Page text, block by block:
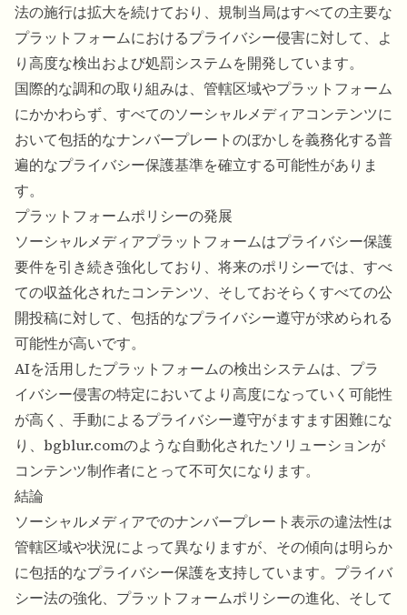
法の施行は拡大を続けており、規制当局はすべての主要な
プラットフォームにおけるプライバシー侵害に対して、よ
り高度な検出および処罰システムを開発しています。
国際的な調和の取り組みは、管轄区域やプラットフォーム
にかかわらず、すべてのソーシャルメディアコンテンツに
おいて包括的なナンバープレートのぼかしを義務化する普
遍的なプライバシー保護基準を確立する可能性がありま
す。
プラットフォームポリシーの発展
ソーシャルメディアプラットフォームはプライバシー保護
要件を引き続き強化しており、将来のポリシーでは、すべ
ての収益化されたコンテンツ、そしておそらくすべての公
開投稿に対して、包括的なプライバシー遵守が求められる
可能性が高いです。
AIを活用したプラットフォームの検出システムは、プラ
イバシー侵害の特定においてより高度になっていく可能性
が高く、手動によるプライバシー遵守がますます困難にな
り、bgblur.comのような自動化されたソリューションが
コンテンツ制作者にとって不可欠になります。
結論
ソーシャルメディアでのナンバープレート表示の違法性は
管轄区域や状況によって異なりますが、その傾向は明らか
に包括的なプライバシー保護を支持しています。プライバ
シー法の強化、プラットフォームポリシーの進化、そして